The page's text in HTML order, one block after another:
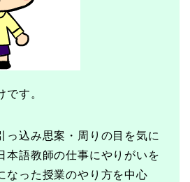
です。
っ込み思案・周りの目を気に
本語教師の仕事にやりがいを
なった授業のやり方を中心